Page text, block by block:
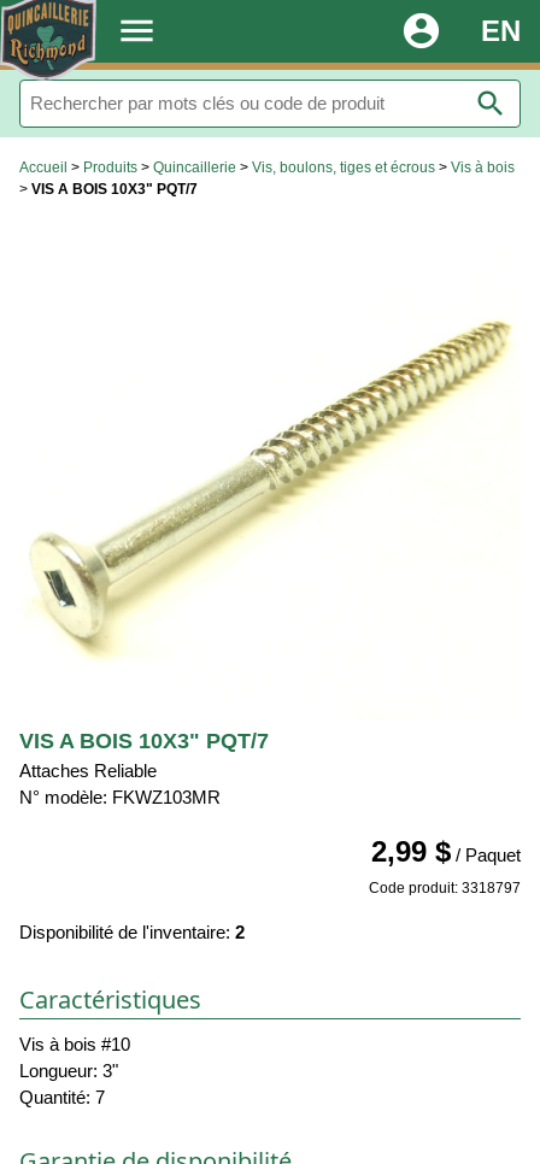
. menu EN
account_circle
search
Accueil > Produits > Quincaillerie > Vis, boulons, tiges et écrous > Vis à bois
> VIS A BOIS 10X3" PQT/7
VIS A BOIS 10X3" PQT/7
Attaches Reliable
N° modèle: FKWZ103MR
2,99 $ / Paquet
Code produit: 3318797
Disponibilité de l'inventaire: 2
Caractéristiques
Vis à bois #10
Longueur: 3"
Quantité: 7